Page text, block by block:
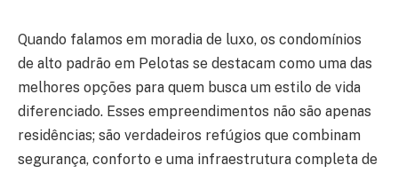
Quando falamos em moradia de luxo, os condomínios
de alto padrão em Pelotas se destacam como uma das
melhores opções para quem busca um estilo de vida
diferenciado. Esses empreendimentos não são apenas
residências; são verdadeiros refúgios que combinam
segurança, conforto e uma infraestrutura completa de